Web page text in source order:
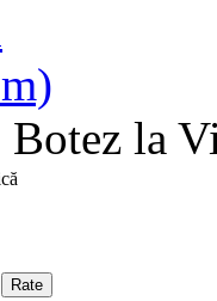
Botez la